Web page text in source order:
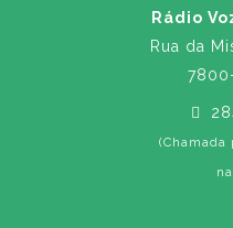
Rádio
Rua da
(Chamada